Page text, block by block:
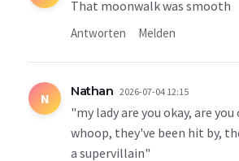
That moonwalk was smooth
Antworten Melden
N Nathan 2026-07-04 12:15
"my lady are you okay, are you
whoop, they've been hit by,
a supervillain"